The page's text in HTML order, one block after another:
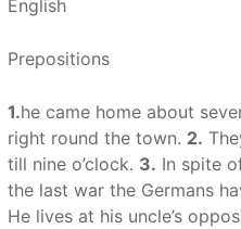
English
Prepositions
1.he came home about
right round the town. 2.
till nine o’clock. 3. In spite
the last war the Germans
He lives at his uncle’s